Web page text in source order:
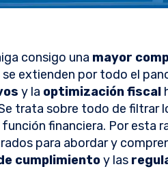
consigo una mayor
extienden por todo el
y la optimización fiscal
trata sobre todo de filtrar
financiera. Por esta
para abordar y
cumplimientoy las